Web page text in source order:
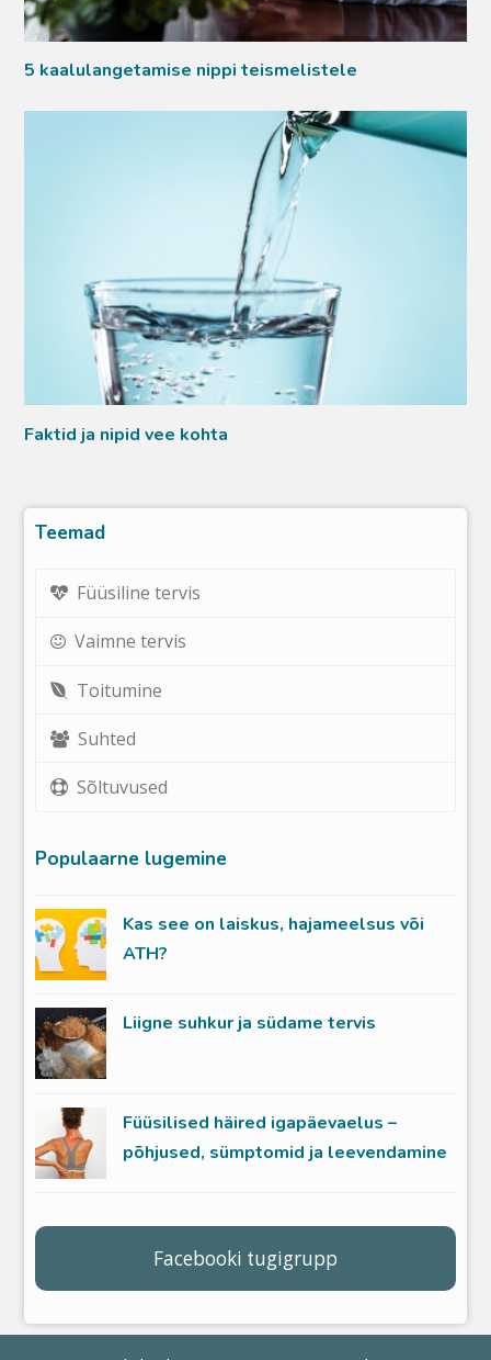
5 kaalulangetamise nippi teismelistele
Faktid ja nipid vee kohta
Teemad
Füüsiline tervis
Vaimne tervis
Toitumine
Suhted
Sõltuvused
Populaarne lugemine
Kas see on laiskus, hajameelsus või
ATH?
Liigne suhkur ja südame tervis
Füüsilised häired igapäevaelus –
põhjused, sümptomid ja leevendamine
Facebooki tugigrupp